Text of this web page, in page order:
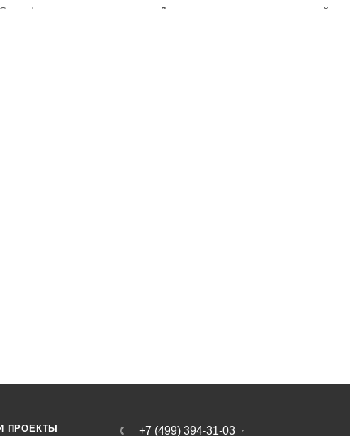
официального поставщика. Доставка осуществляется по всей
ПРОЕКТЫ +7 (499) 394-31-03